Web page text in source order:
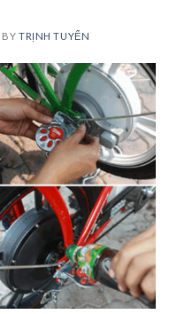
BYTRỊNH TUYỂN